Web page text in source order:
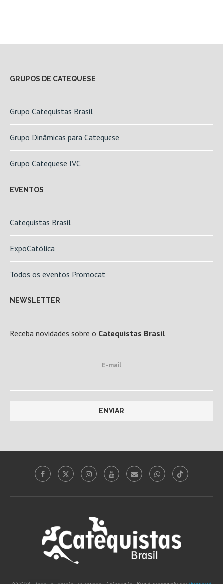
GRUPOS DE CATEQUESE
Grupo Catequistas Brasil
Grupo Dinâmicas para Catequese
Grupo Catequese IVC
EVENTOS
Catequistas Brasil
ExpoCatólica
Todos os eventos Promocat
NEWSLETTER
Receba novidades sobre o Catequistas Brasil
E-mail